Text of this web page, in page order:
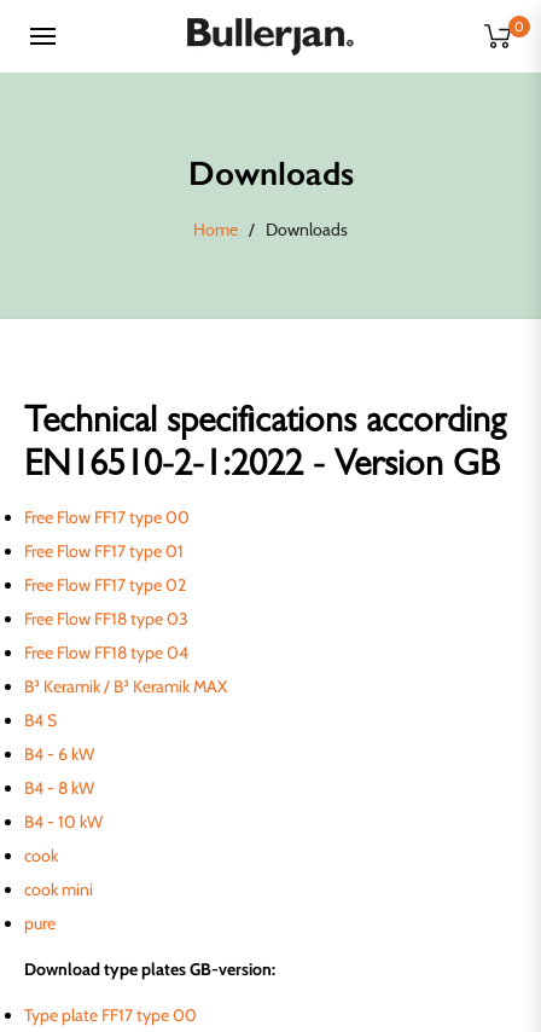
0
Downloads
Home / Downloads
Technical specifications according
EN16510-2-1:2022 - Version GB
Free Flow FF17 type 00
Free Flow FF17 type 01
Free Flow FF17 type 02
Free Flow FF18 type 03
Free Flow FF18 type 04
B³ Keramik / B³ Keramik MAX
B4 S
B4 - 6 kW
B4 - 8 kW
B4 - 10 kW
cook
cook mini
pure
Download type plates GB-version:
Type plate FF17 type 00